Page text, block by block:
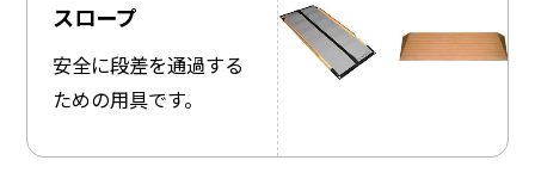
スロープ
安全に段差を通過する
ための用具です。